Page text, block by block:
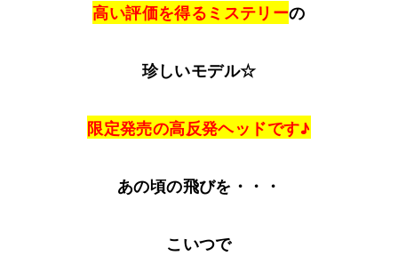
高い評価を得るミステリーの
珍しいモデル☆
限定発売の高反発ヘッドです♪
あの頃の飛びを・・・
こいつで